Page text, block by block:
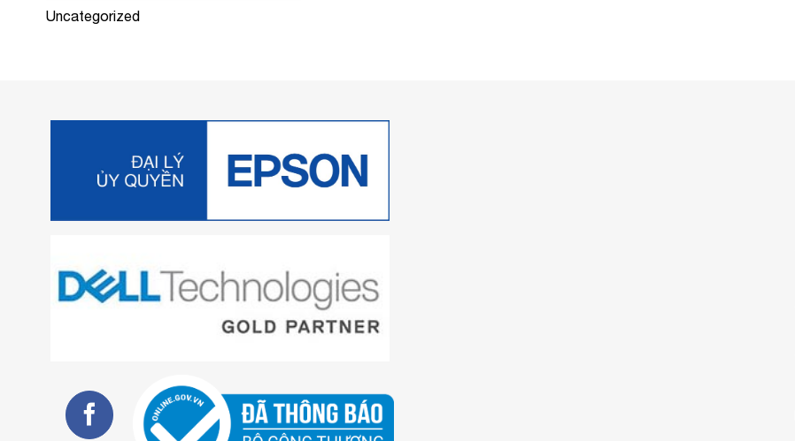
Uncategorized